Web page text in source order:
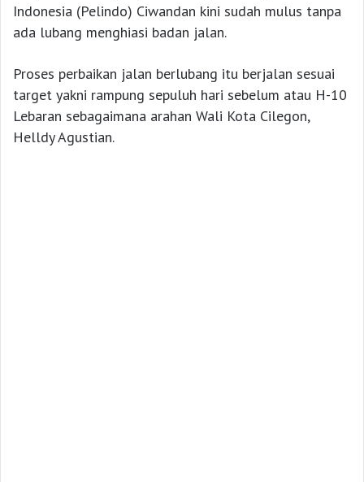
Indonesia (Pelindo) Ciwandan kini sudah mulus tanpa
ada lubang menghiasi badan jalan.
Proses perbaikan jalan berlubang itu berjalan sesuai
target yakni rampung sepuluh hari sebelum atau H-10
Lebaran sebagaimana arahan Wali Kota Cilegon,
Helldy Agustian.